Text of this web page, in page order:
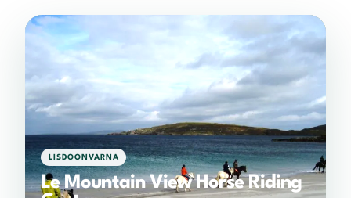
LISDOONVARNA
Le Mountain View Horse Riding